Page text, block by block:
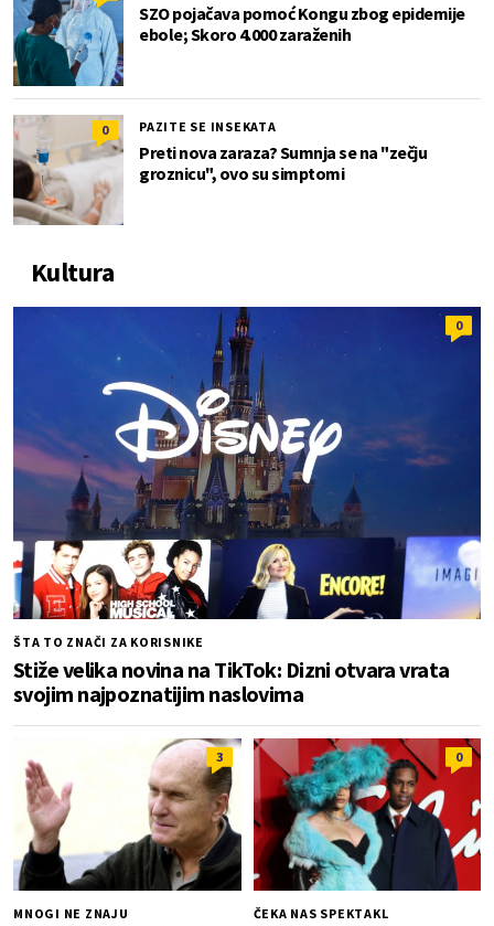
SZO pojačava pomoć Kongu zbog epidemije
ebole; Skoro 4.000 zaraženih
0 PAZITE SE INSEKATA
Preti nova zaraza? Sumnja se na "zečju
groznicu", ovo su simptomi
Kultura
0
ŠTA TO ZNAČI ZA KORISNIKE
Stiže velika novina na TikTok: Dizni otvara vrata
svojim najpoznatijim naslovima
3
MNOGI NE ZNAJU
0
ČEKA NAS SPEKTAKL